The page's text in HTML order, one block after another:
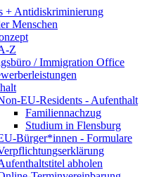
+ Antidiskriminierung
Menschen
Z
/ Immigration Office
EU-Residents - Aufenthalt
Familiennachzug
Studium in Flensburg
Bürger*innen - Formulare
abholen